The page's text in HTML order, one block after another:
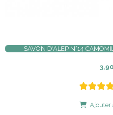
SAVON D'ALEP N°14
3,90
Ajouter